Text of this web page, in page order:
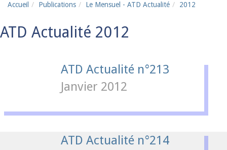
Accueil Publications Le Mensuel - ATD Actualité 2012
ATD Actualité 2012
ATD Actualité n°213
Janvier 2012
ATD Actualité n°214